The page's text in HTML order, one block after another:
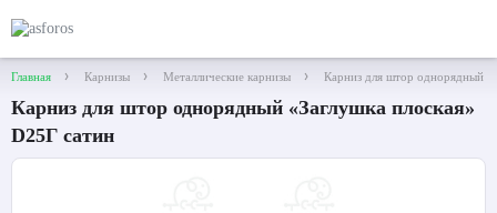
Главная Карнизы Металлические карнизы Карниз для штор однорядный
Карниз для штор однорядный «Заглушка плоская»
D25Г сатин